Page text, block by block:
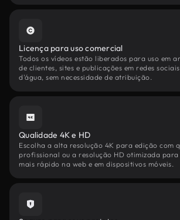
Licença para uso comercial
Todos os vídeos estão liberados para uso em
de clientes, sites e publicações em redes
d'água, sem necessidade de atribuição.
Qualidade 4K e HD
Escolha a alta resolução 4K para edição com
profissional ou a resolução HD otimizada para
mais rápido na web e em dispositivos móveis.